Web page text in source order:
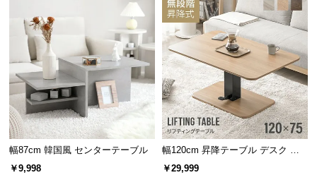
大容量の収納スペース
天板下には大容量の収納スペースがあり、デスク作業に必要なアイテ
ムの収納に便利です。
横幅
幅87cm 韓国風 センターテーブル
￥9,998
幅120cm 昇降テーブル デスク 無
段階高さ調節 ガス圧昇降式 ダイニ
￥29,999